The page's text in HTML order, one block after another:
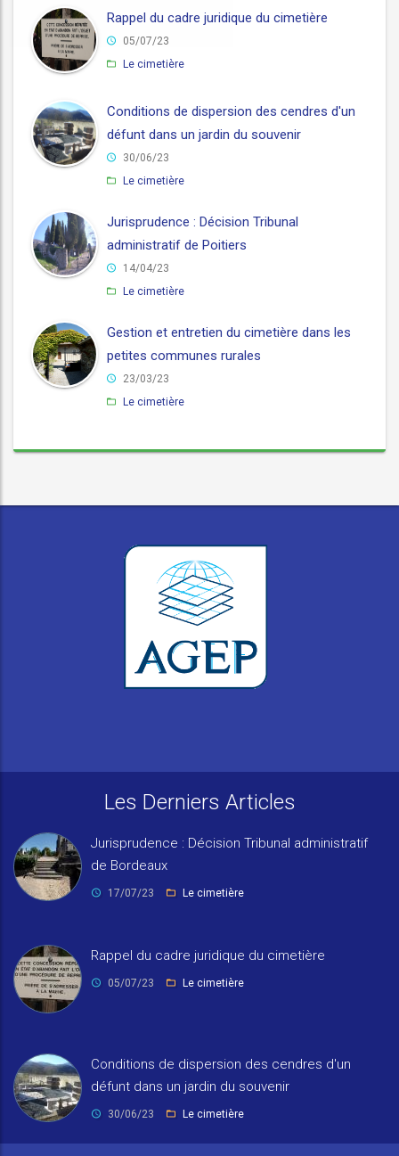
Rappel du cadre juridique du cimetière
05/07/23
Le cimetière
Conditions de dispersion des cendres d'un
défunt dans un jardin du souvenir
30/06/23
Le cimetière
Jurisprudence : Décision Tribunal
administratif de Poitiers
14/04/23
Le cimetière
Gestion et entretien du cimetière dans les
petites communes rurales
23/03/23
Le cimetière
Les Derniers Articles
Jurisprudence : Décision Tribunal administratif
de Bordeaux
17/07/23 Le cimetière
Rappel du cadre juridique du cimetière
05/07/23 Le cimetière
Conditions de dispersion des cendres d'un
défunt dans un jardin du souvenir
30/06/23 Le cimetière